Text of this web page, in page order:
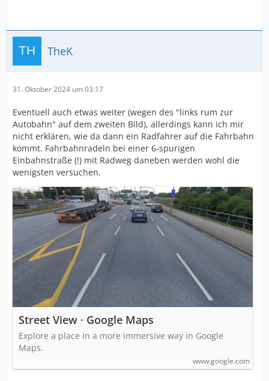
TheK
31. Oktober 2024 um 03:17
Eventuell auch etwas weiter (wegen des "links rum zur
Autobahn" auf dem zweiten Bild), allerdings kann ich mir
nicht erklären, wie da dann ein Radfahrer auf die Fahrbahn
kommt. Fahrbahnradeln bei einer 6-spurigen
Einbahnstraße (!) mit Radweg daneben werden wohl die
wenigsten versuchen.
Street View · Google Maps
Explore a place in a more immersive way in Google
Maps.
www.google.com